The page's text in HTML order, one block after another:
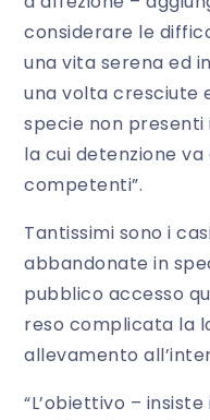
considerare le
una vita serena ed
una volta cresciute
specie non
la cui detenzione
competenti”.
Tantissimi sono i
abbandonate in
pubblico accesso
reso complicata la
allevamento
“L’obiettivo –